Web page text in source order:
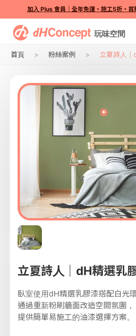
加入 Plus 會員｜全年免運・施工5折・首
首頁 粉絲案例 立夏詩人｜
立夏詩人｜dH精選乳
臥室使用dH精選乳膠漆搭配白光
通過重新粉刷牆面改造空間氛圍，
提供簡單易施工的油漆選擇方案。